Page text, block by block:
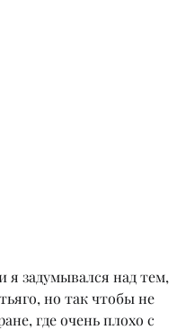
я задумывался над тем,
но так чтобы не
где очень плохо с